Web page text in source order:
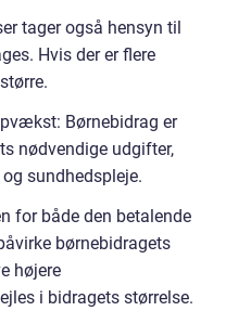
tager også hensyn til
Hvis der er flere
Børnebidrag er
nødvendige udgifter,
sundhedspleje.
for både den betalende
børnebidragets
højere
i bidragets størrelse.